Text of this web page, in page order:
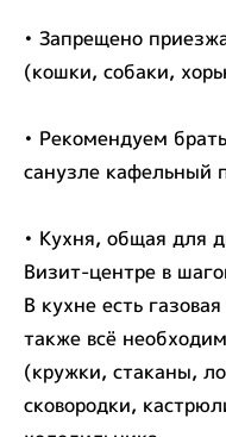
• Запрещено
(кошки, собаки,
• Рекомендуем
санузле кафельный
• Кухня, общая для
Визит-центре в
В кухне есть
также всё
(кружки, стаканы,
сковородки,